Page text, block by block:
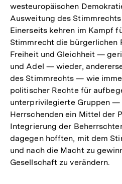
westeuropäischen
Ausweitung des
Einerseits kehren im Kampf
Stimmrecht die bürgerlichen
Freiheit und Gleichheit —
und Adel — wieder,
des Stimmrechts — wie
politischer Rechte für
unterprivilegierte Gruppen —
Herrschenden ein Mittel der
Integrierung der
dagegen hofften, mit dem
und nach die Macht zu
Gesellschaft zu verändern.